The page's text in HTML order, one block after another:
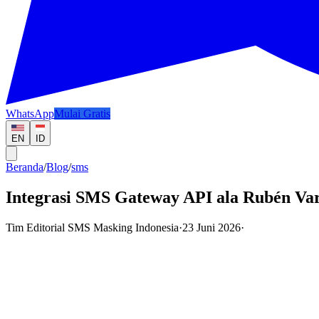
WhatsAppMulai Gratis
EN ID
Beranda/Blog/sms
Integrasi SMS Gateway API ala Rubén
Tim Editorial SMS Masking Indonesia·23 Juni 2026·